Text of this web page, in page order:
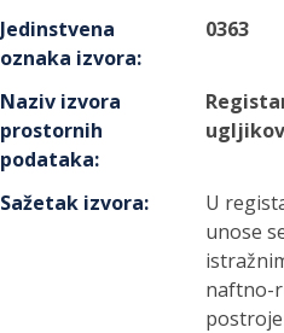
Jedinstvena
oznaka izvora:
0363
Naziv izvora
prostornih
podataka:
Sažetak izvora:
U
unose
naftno-